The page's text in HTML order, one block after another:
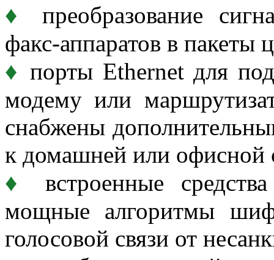
♦
преобразование
факс-аппаратов в
♦ порты Ethernet для
модему или
снабжены
к домашней или офисной
♦
встроенные
мощные алгоритмы
голосовой связи от